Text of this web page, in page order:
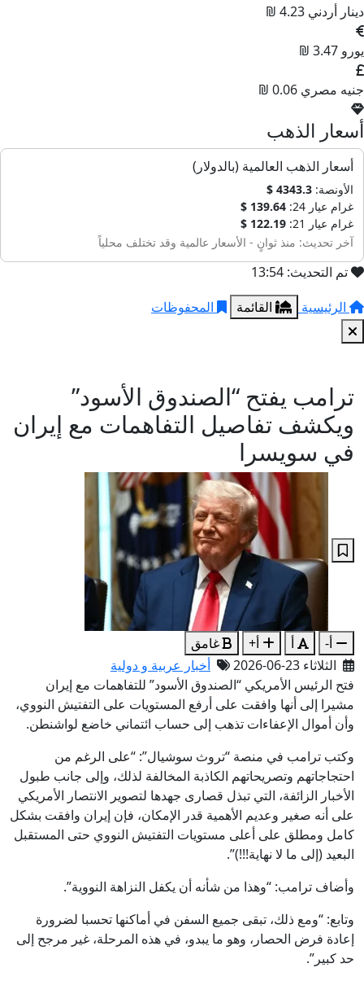
دينار أردني 4.23 ₪
يورو 3.47 ₪
جنيه مصري 0.06 ₪
أسعار الذهب
أسعار الذهب العالمية (بالدولار)
الأونصة: 4343.3 $
غرام عيار 24:
139.64 $
غرام عيار 21:
122.19 $
آخر تحديث: منذ ثوانٍ - الأسعار عالمية وقد تختلف محلياً
تم التحديث: 13:54
الرئيسية
القائمة المحفوظات
ترامب يفتح “الصندوق الأسود”
ويكشف تفاصيل التفاهمات مع إيران
في سويسرا
أ- أ أ+
غامق
الثلاثاء 23-06-2026
أخبار عربية و دولية
فتح الرئيس الأمريكي “الصندوق الأسود” للتفاهمات مع إيران
مشيرا إلى أنها وافقت على أرفع المستويات على التفتيش النووي،
وأن أموال الإعفاءات تذهب إلى حساب ائتماني خاضع لواشنطن.
وكتب ترامب في منصة “تروث سوشيال”: “على الرغم من
احتجاجاتهم وتصريحاتهم الكاذبة المخالفة لذلك، وإلى جانب طبول
الأخبار الزائفة، التي تبذل قصارى جهدها لتصوير الانتصار الأمريكي
على أنه صغير وعديم الأهمية قدر الإمكان، فإن إيران وافقت بشكل
كامل ومطلق على أعلى مستويات التفتيش النووي حتى المستقبل
البعيد (إلى ما لا نهاية!!!)”.
وأضاف ترامب: “وهذا من شأنه أن يكفل النزاهة النووية”.
وتابع: “ومع ذلك، تبقى جميع السفن في أماكنها تحسبا لضرورة
إعادة فرض الحصار، وهو ما يبدو، في هذه المرحلة، غير مرجح إلى
حد كبير”.